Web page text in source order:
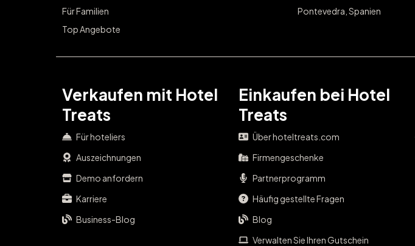
Für Familien
Top Angebote
Pontevedra, Spanien
Verkaufen mit Hotel
Treats
Für hoteliers
Auszeichnungen
Demo anfordern
Karriere
Business-Blog
Einkaufen bei Hotel
Treats
Über hoteltreats.com
Firmengeschenke
Partnerprogramm
Häufig gestellte Fragen
Blog
Verwalten Sie Ihren Gutschein